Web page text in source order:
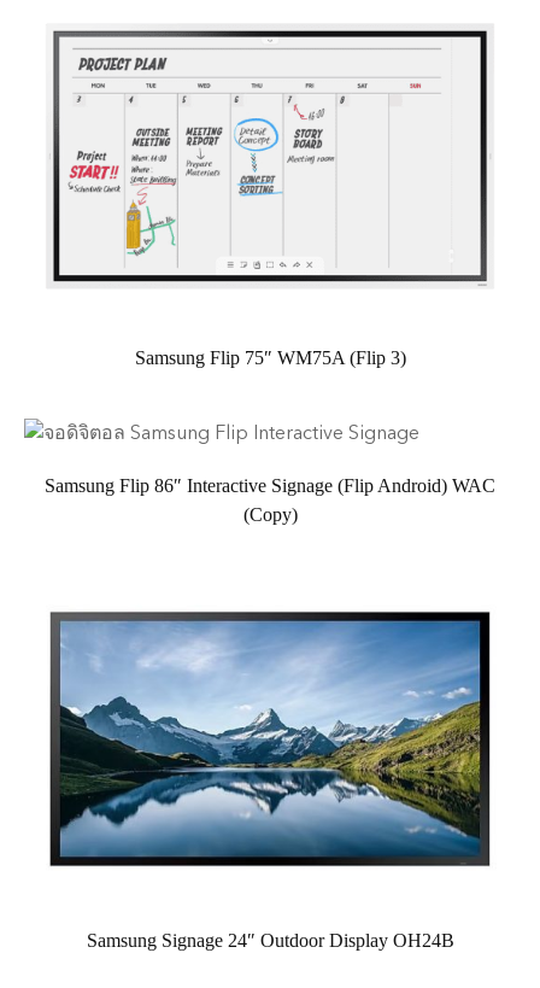
Samsung Flip 75″ WM75A (Flip 3)
Samsung Flip 86″ Interactive Signage (Flip Android) WAC
(Copy)
Samsung Signage 24″ Outdoor Display OH24B